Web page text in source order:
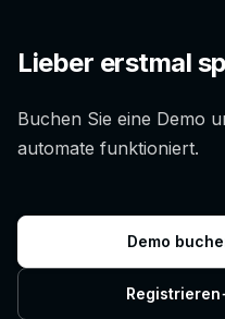
Lieber erstmal
Buchen Sie eine Demo
automate funktioniert.
Demo
Registrieren